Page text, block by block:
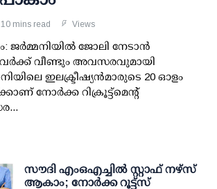
10 mins read Views
ജര്‍മ്മനിയില്‍ ജോലി നേടാന്‍
വീണ്ടും അവസരവുമായി
ഇലക്ട്രീഷ്യന്‍മാരുടെ 20 ഓളം
നോര്‍ക്ക റിക്രൂട്ട്‌മെന്റ്
സൗദി എംഒഎച്ചില്‍ സ്റ്റാഫ് നഴ്സ്
ആകാം; നോര്‍ക്ക റൂട്ട്സ്